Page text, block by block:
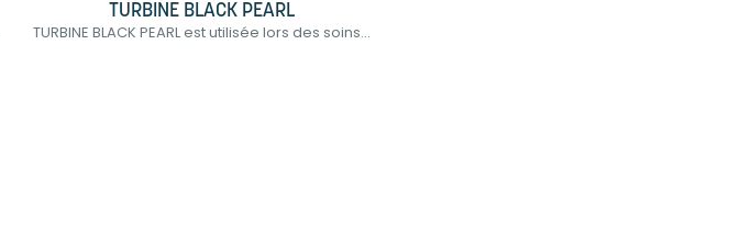
TURBINE BLACK PEARL
TURBINE BLACK PEARL est utilisée lors des soins...